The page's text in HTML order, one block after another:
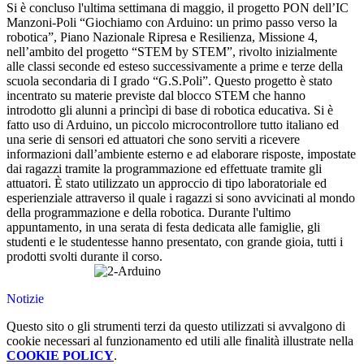
Si è concluso l'ultima settimana di maggio, il progetto PON dell’IC
Manzoni-Poli “Giochiamo con Arduino: un primo passo verso la
robotica”, Piano Nazionale Ripresa e Resilienza, Missione 4,
nell’ambito del progetto “STEM by STEM”, rivolto inizialmente
alle classi seconde ed esteso successivamente a prime e terze della
scuola secondaria di I grado “G.S.Poli”. Questo progetto è stato
incentrato su materie previste dal blocco STEM che hanno
introdotto gli alunni a princìpi di base di robotica educativa. Si è
fatto uso di Arduino, un piccolo microcontrollore tutto italiano ed
una serie di sensori ed attuatori che sono serviti a ricevere
informazioni dall’ambiente esterno e ad elaborare risposte, impostate
dai ragazzi tramite la programmazione ed effettuate tramite gli
attuatori. È stato utilizzato un approccio di tipo laboratoriale ed
esperienziale attraverso il quale i ragazzi si sono avvicinati al mondo
della programmazione e della robotica. Durante l'ultimo
appuntamento, in una serata di festa dedicata alle famiglie, gli
studenti e le studentesse hanno presentato, con grande gioia, tutti i
prodotti svolti durante il corso.
Notizie
Questo sito o gli strumenti terzi da questo utilizzati si avvalgono di
cookie necessari al funzionamento ed utili alle finalità illustrate nella
COOKIE POLICY.